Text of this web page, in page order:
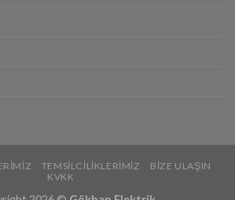
TEMSILCILIKLERIMIZ
BIZE ULAŞIN
KVKK